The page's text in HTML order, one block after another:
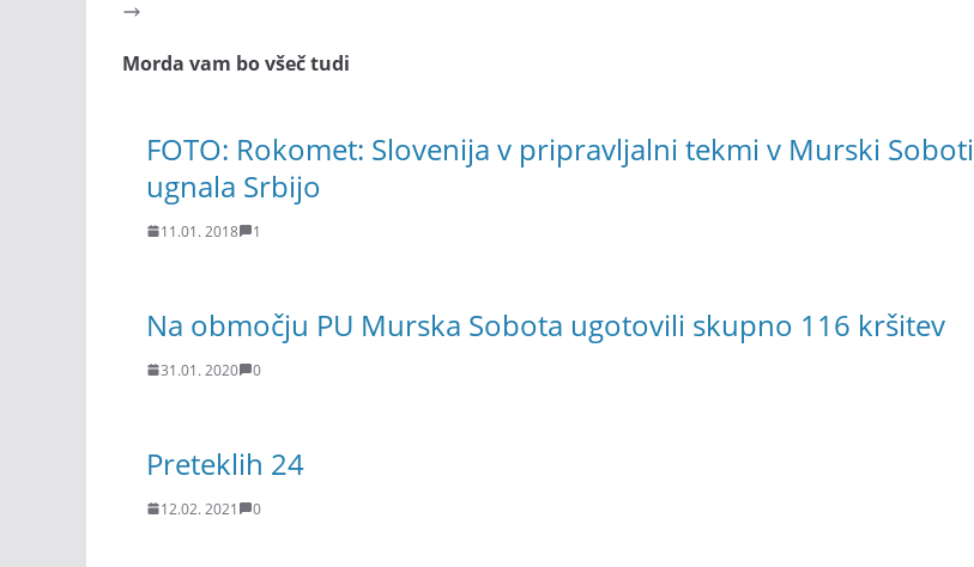
Morda vam bo všeč tudi
FOTO: Rokomet: Slovenija v pripravljalni tekmi v Murski Soboti
ugnala Srbijo
11.01. 2018 1
Na območju PU Murska Sobota ugotovili skupno 116 kršitev
31.01. 2020 0
Preteklih 24
12.02. 2021 0